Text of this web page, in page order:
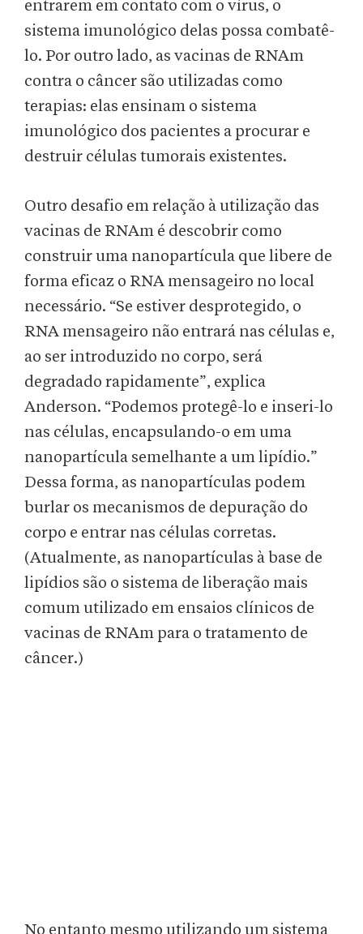
entrarem em contato com o vírus, o
sistema imunológico delas possa combatê-
lo. Por outro lado, as vacinas de RNAm
contra o câncer são utilizadas como
terapias: elas ensinam o sistema
imunológico dos pacientes a procurar e
destruir células tumorais existentes.
Outro desafio em relação à utilização das
vacinas de RNAm é descobrir como
construir uma nanopartícula que libere de
forma eficaz o RNA mensageiro no local
necessário. “Se estiver desprotegido, o
RNA mensageiro não entrará nas células e,
ao ser introduzido no corpo, será
degradado rapidamente”, explica
Anderson. “Podemos protegê-lo e inseri-lo
nas células, encapsulando-o em uma
nanopartícula semelhante a um lipídio.”
Dessa forma, as nanopartículas podem
burlar os mecanismos de depuração do
corpo e entrar nas células corretas.
(Atualmente, as nanopartículas à base de
lipídios são o sistema de liberação mais
comum utilizado em ensaios clínicos de
vacinas de RNAm para o tratamento de
câncer.)
No entanto mesmo utilizando um sistema